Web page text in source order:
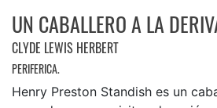
UN CABALLERO A LA
CLYDE LEWIS HERBERT
PERIFERICA.
Henry Preston Standish es un